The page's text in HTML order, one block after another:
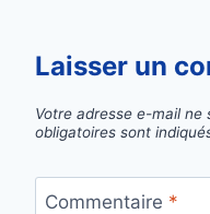
Laisser un
Votre adresse e-mail ne
obligatoires sont
Commentaire *